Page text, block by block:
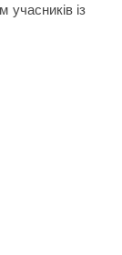
учасників із